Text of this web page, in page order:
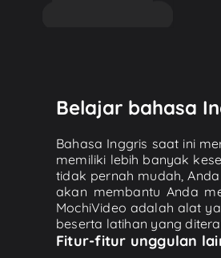
Belajar bahasa
Bahasa Inggris saat ini
memiliki lebih banyak
tidak pernah mudah,
akan membantu Anda
MochiVideo adalah alat
beserta latihan yang
Fitur-fitur unggulan